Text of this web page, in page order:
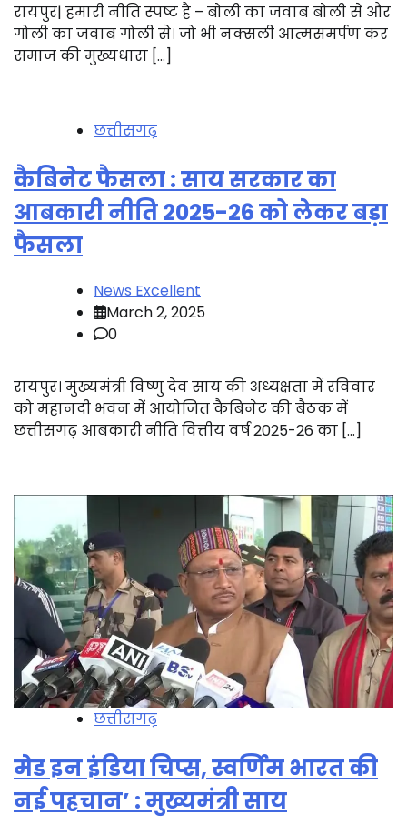
रायपुर| हमारी नीति स्पष्ट है – बोली का जवाब बोली से और
गोली का जवाब गोली से। जो भी नक्सली आत्मसमर्पण कर
समाज की मुख्यधारा […]
छत्तीसगढ़
कैबिनेट फैसला : साय सरकार का
आबकारी नीति 2025-26 को लेकर बड़ा
फैसला
News Excellent
March 2, 2025
0
रायपुर। मुख्यमंत्री विष्णु देव साय की अध्यक्षता में रविवार
को महानदी भवन में आयोजित कैबिनेट की बैठक में
छत्तीसगढ़ आबकारी नीति वित्तीय वर्ष 2025-26 का […]
छत्तीसगढ़
मेड इन इंडिया चिप्स, स्वर्णिम भारत की
नई पहचान’ : मुख्यमंत्री साय